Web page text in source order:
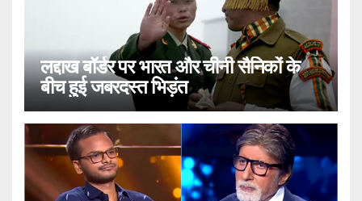
लद्दाख बॉर्डर पर भारत और चीनी सैनिकों के
बीच हुई जबरदस्त भिड़ंत